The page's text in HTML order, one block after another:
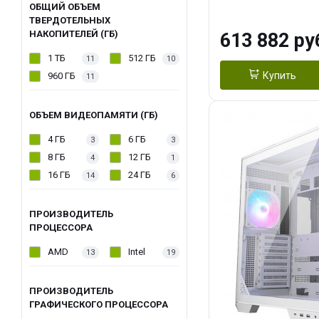
ОБЩИЙ ОБЪЕМ
ТВЕРДОТЕЛЬНЫХ
НАКОПИТЕЛЕЙ (ГБ)
1 ТБ 11 512 ГБ 10
960 ГБ 11
ОБЪЕМ ВИДЕОПАМЯТИ (ГБ)
4 ГБ 3 6 ГБ 3
8 ГБ 4 12 ГБ 1
16 ГБ 14 24 ГБ 6
ПРОИЗВОДИТЕЛЬ
ПРОЦЕССОРА
AMD 13 Intel 19
ПРОИЗВОДИТЕЛЬ
ГРАФИЧЕСКОГО ПРОЦЕССОРА
Turbo/ 960 ГБ
613 882
Купить